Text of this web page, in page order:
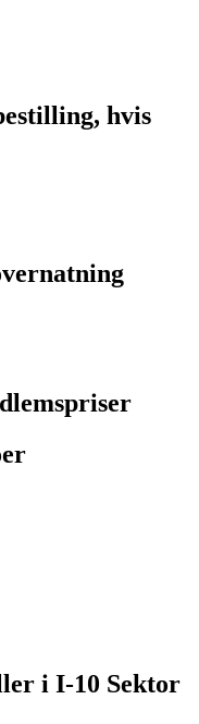
hvis
i I-10 Sektor